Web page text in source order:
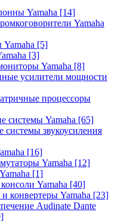
Yamaha [14]
Yamaha
[5]
[3]
Yamaha [8]
усилители мощности
процессоры
системы Yamaha [65]
системы звукоусиления
[16]
Yamaha [12]
[1]
Yamaha [40]
конвертеры Yamaha [23]
Audinate Dante